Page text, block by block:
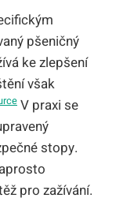
pšeničný
ke zlepšení
však
V praxi se
stopy.
pro zažívání.